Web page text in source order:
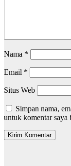
Nama *
Email *
Situs Web
Simpan nama,
untuk komentar saya